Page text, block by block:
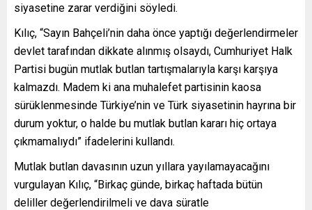
siyasetine zarar verdiğini söyledi.
Kılıç, “Sayın Bahçeli’nin daha önce yaptığı değerlendirmeler
devlet tarafından dikkate alınmış olsaydı, Cumhuriyet Halk
Partisi bugün mutlak butlan tartışmalarıyla karşı karşıya
kalmazdı. Madem ki ana muhalefet partisinin kaosa
sürüklenmesinde Türkiye’nin ve Türk siyasetinin hayrına bir
durum yoktur, o halde bu mutlak butlan kararı hiç ortaya
çıkmamalıydı” ifadelerini kullandı.
Mutlak butlan davasının uzun yıllara yayılamayacağını
vurgulayan Kılıç, “Birkaç günde, birkaç haftada bütün
deliller değerlendirilmeli ve dava süratle